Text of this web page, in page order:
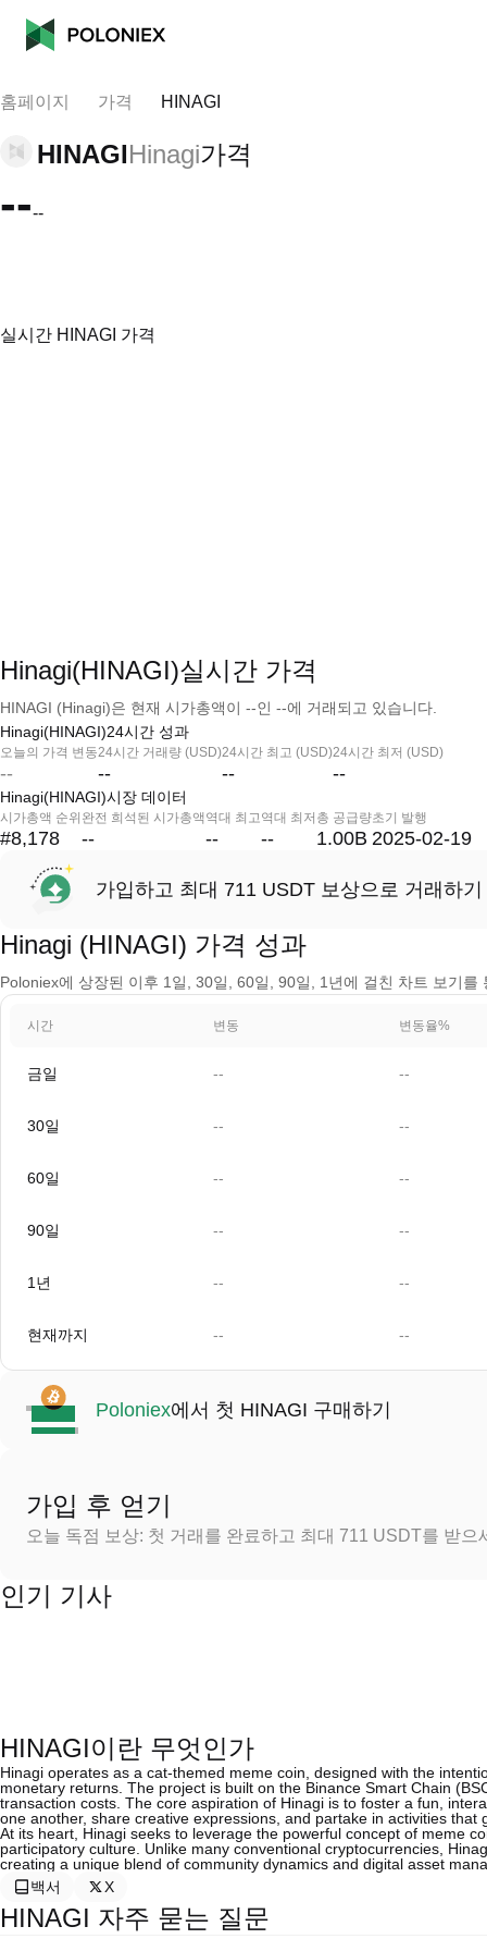
홈페이지 가격 HINAGI
HINAGIHinagi가격
----
실시간 HINAGI 가격
Hinagi(HINAGI)실시간 가격
HINAGI (Hinagi)은 현재 시가총액이 --인 --에 거래되고 있습니다.
Hinagi(HINAGI)24시간 성과
오늘의 가격 변동
--
24시간 거래량 (USD)
--
24시간 최고 (USD)
--
24시간 최저 (USD)
--
Hinagi(HINAGI)시장 데이터
시가총액 순위
#8,178
완전 희석된 시가총액
--
역대 최고
--
역대 최저
--
총 공급량
1.00B
초기 발행
2025-02-19
가입하고 최대 711 USDT 보상으로 거래하기
Hinagi (HINAGI) 가격 성과
Poloniex에 상장된 이후 1일, 30일, 60일, 90일, 1년에 걸친 차트 보기를
시간 변동 변동율%
금일 -- --
30일 -- --
60일 -- --
90일 -- --
1년 -- --
현재까지 -- --
Poloniex에서 첫 HINAGI 구매하기
가입 후 얻기
오늘 독점 보상: 첫 거래를 완료하고 최대 711 USDT를 받으
인기 기사
HINAGI이란 무엇인가
Hinagi operates as a cat-themed meme coin, designed with the
monetary returns. The project is built on the Binance Smart Chain
transaction costs. The core aspiration of Hinagi is to foster a fun,
one another, share creative expressions, and partake in activities that
At its heart, Hinagi seeks to leverage the powerful concept of meme
participatory culture. Unlike many conventional cryptocurrencies,
creating a unique blend of community dynamics and digital asset
백서
X
HINAGI 자주 묻는 질문